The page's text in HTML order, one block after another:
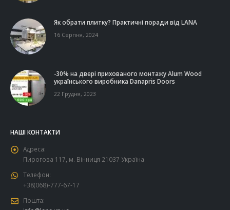
Як обрати плитку? Практичні поради від LANA
16 Серпня, 2024
-30% на двері прихованого монтажу Alum Wood
українського виробника Danapris Doors
22 Грудня, 2023
НАШІ КОНТАКТИ
Адреса:
Пирогова 117, м. Вінниця 21037 Україна
Телефон:
+38(068)-777-67-17
Пошта: